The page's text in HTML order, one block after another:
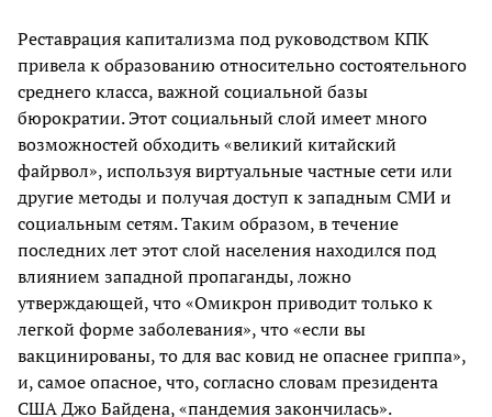
Реставрация капитализма под руководством КПК
привела к образованию относительно состоятельного
среднего класса, важной социальной базы
бюрократии. Этот социальный слой имеет много
возможностей обходить «великий китайский
файрвол», используя виртуальные частные сети или
другие методы и получая доступ к западным СМИ и
социальным сетям. Таким образом, в течение
последних лет этот слой населения находился под
влиянием западной пропаганды, ложно
утверждающей, что «Омикрон приводит только к
легкой форме заболевания», что «если вы
вакцинированы, то для вас ковид не опаснее гриппа»,
и, самое опасное, что, согласно словам президента
США Джо Байдена, «пандемия закончилась».